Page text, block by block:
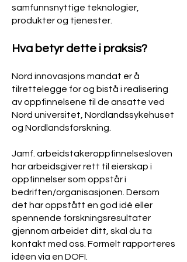
samfunnsnyttige teknologier,
produkter og tjenester.
Hva betyr dette i praksis?
Nord innovasjons mandat er å
tilrettelegge for og bistå i realisering
av oppfinnelsene til de ansatte ved
Nord universitet, Nordlandssykehuset
og Nordlandsforskning.
Jamf. arbeidstakeroppfinnelsesloven
har arbeidsgiver rett til eierskap i
oppfinnelser som oppstår i
bedriften/organisasjonen. Dersom
det har oppstått en god idé eller
spennende forskningsresultater
gjennom arbeidet ditt, skal du ta
kontakt med oss. Formelt rapporteres
idéen via en DOFI.